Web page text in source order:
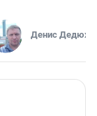
Денис